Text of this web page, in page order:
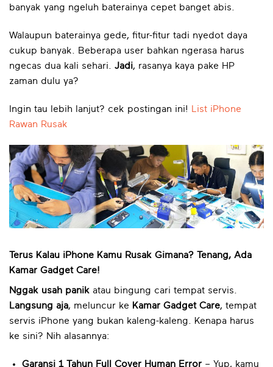
banyak yang ngeluh baterainya cepet banget abis.
Walaupun baterainya gede, fitur-fitur tadi nyedot daya
cukup banyak. Beberapa user bahkan ngerasa harus
ngecas dua kali sehari. Jadi, rasanya kaya pake HP
zaman dulu ya?
Ingin tau lebih lanjut? cek postingan ini!
List iPhone
Rawan Rusak
Terus Kalau iPhone Kamu Rusak Gimana? Tenang, Ada
Kamar Gadget Care!
Nggak usah panik atau bingung cari tempat servis.
Langsung aja, meluncur ke Kamar Gadget Care, tempat
servis iPhone yang bukan kaleng-kaleng. Kenapa harus
ke sini? Nih alasannya:
Garansi 1 Tahun Full Cover Human Error– Yup, kamu